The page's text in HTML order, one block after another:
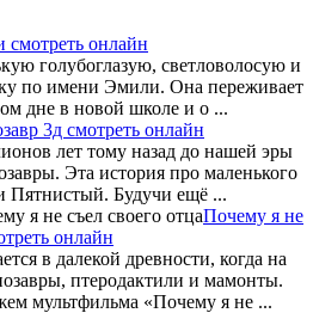
онлайн
голубоглазую, светловолосую и
по имени Эмили. Она переживает
дне в новой школе и о ...
3д смотреть онлайн
лет тому назад до нашей эры
Эта история про маленького
Пятнистый. Будучи ещё ...
Почему я не
онлайн
в далекой древности, когда на
птеродактили и мамонты.
мультфильма «Почему я не ...